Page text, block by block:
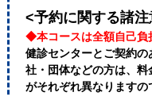
<予約に関する諸注
◆本コースは全額自己負
健診センターとご契約
社・団体などの方は、
がそれぞれ異なります